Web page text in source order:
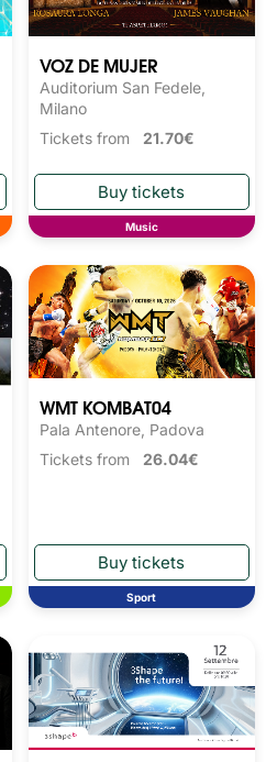
VOZ DE MUJER
Auditorium San Fedele,
Milano
Tickets from 21.70€
Music
WMT KOMBAT04
Pala Antenore, Padova
Tickets from 26.04€
Sport